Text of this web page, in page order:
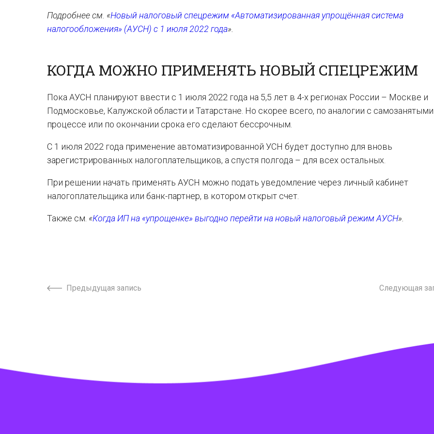
Подробнее см. «Новый налоговый спецрежим «Автоматизированная упрощённая система
налогообложения» (АУСН) с 1 июля 2022 года».
КОГДА МОЖНО ПРИМЕНЯТЬ НОВЫЙ СПЕЦРЕЖИМ
Пока АУСН планируют ввести с 1 июля 2022 года на 5,5 лет в 4-х регионах России – Москве и
Подмосковье, Калужской области и Татарстане. Но скорее всего, по аналогии с
процессе или по окончании срока его сделают бессрочным.
С 1 июля 2022 года применение автоматизированной УСН будет доступно для вновь
зарегистрированных налогоплательщиков, а спустя полгода – для всех остальных.
При решении начать применять АУСН можно подать уведомление через личный кабинет
налогоплательщика или банк-партнер, в котором открыт счет.
Также см. «Когда ИП на «упрощенке» выгодно перейти на новый налоговый режим АУСН».
Предыдущая запись Следующая